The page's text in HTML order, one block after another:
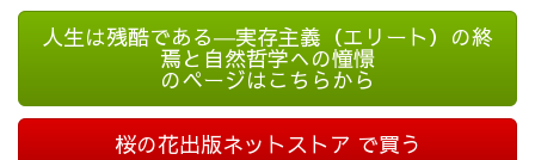
人生は残酷である―実存主義（エリート）の終
焉と自然哲学への憧憬
のページはこちらから
桜の花出版ネットストア で買う